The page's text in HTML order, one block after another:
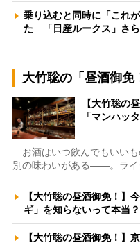
乗り込むと同時に「これ
た 「日産ルークス」さ
大竹聡の「昼酒御免
【大竹聡の
「マンハッ
お酒はいつ飲んでもいい
別の味わいがある――。ライ
【大竹聡の昼酒御免！】
ギ」を知らないって本
【大竹聡の昼酒御免！】